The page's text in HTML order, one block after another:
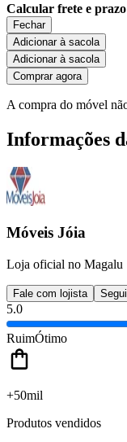
Calcular frete e prazo
Fechar
Adicionar à sacola
Adicionar à sacola
Comprar agora
A compra do móvel
Informações
Móveis Jóia
Loja oficial no Magalu
Fale com lojista
5.0
RuimÓtimo
+50mil
Produtos vendidos